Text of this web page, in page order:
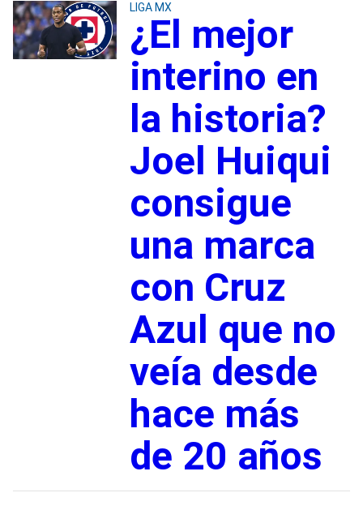
LIGA MX
¿El mejor
interino en
la historia?
Joel Huiqui
consigue
una marca
con Cruz
Azul que no
veía desde
hace más
de 20 años